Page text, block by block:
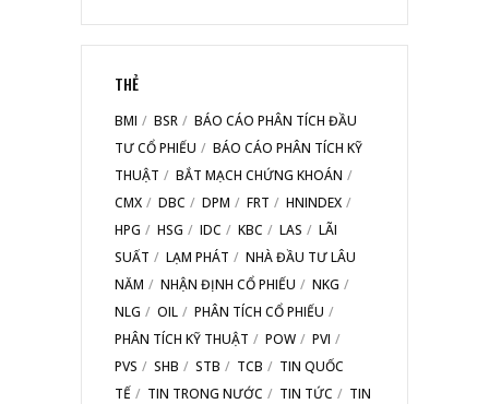
THẺ
BMI BSR
BÁO CÁO PHÂN TÍCH ĐẦU
TƯ CỔ PHIẾU
BÁO CÁO PHÂN TÍCH KỸ
THUẬT
BẮT MẠCH CHỨNG KHOÁN
CMX
DBC DPM FRT
HNINDEX
HPG
HSG IDC KBC LAS
LÃI
SUẤT
LẠM PHÁT
NHÀ ĐẦU TƯ LÂU
NĂM
NHẬN ĐỊNH CỔ PHIẾU
NKG
NLG
OIL
PHÂN TÍCH CỔ PHIẾU
PHÂN TÍCH KỸ THUẬT
POW
PVI
PVS
SHB STB TCB
TIN QUỐC
TẾ
TIN TRONG NƯỚC TIN TỨC
TIN